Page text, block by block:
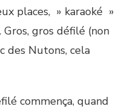
places, » karaoké »
gros défilé (non
des Nutons, cela
commença, quand